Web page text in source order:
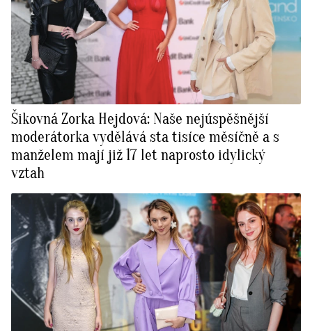
Šikovná Zorka Hejdová: Naše nejúspěšnější
moderátorka vydělává sta tisíce měsíčně a s
manželem mají již 17 let naprosto idylický
vztah